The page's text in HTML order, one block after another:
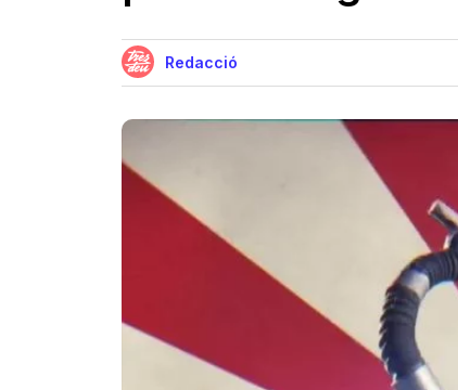
Redacció